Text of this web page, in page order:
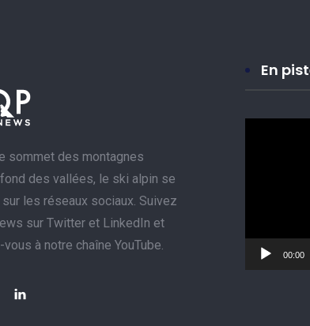
sommet des montagnes
fond des vallées, le ski alpin se
les réseaux sociaux. Suivez
sur Twitter et LinkedIn et
à notre chaîne YouTube.
En
00:00